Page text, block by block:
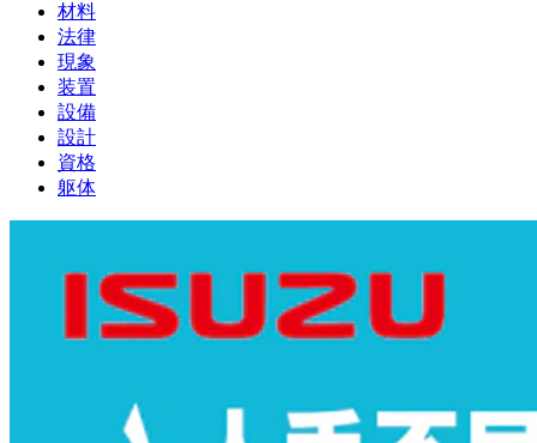
材料
法律
現象
装置
設備
設計
資格
躯体